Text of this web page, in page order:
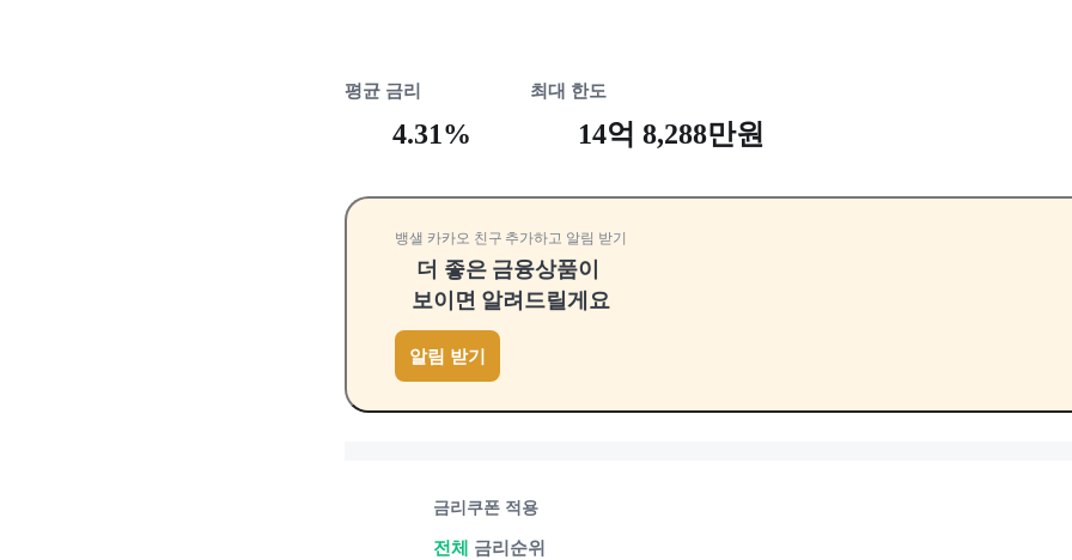
평균 금리
4.31%
최대 한도
14억 8,288만원
뱅샐 카카오 친구 추가하고 알림 받기
더 좋은 금융상품이
보이면 알려드릴게요
알림 받기
금리쿠폰 적용
전체 금리순위